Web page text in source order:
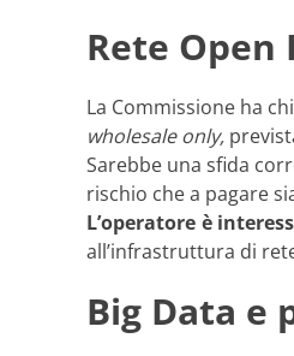
Rete Open
La Commissione ha
wholesale only,
Sarebbe una sfida
rischio che a pagare
L’operatore è
all’infrastruttura di
Big Data e